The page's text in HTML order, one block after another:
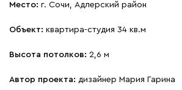
Место: г. Сочи, Адлерский район
Объект: квартира-студия 34 кв.м
Высота потолков: 2,6 м
Автор проекта: дизайнер Мария Гарина